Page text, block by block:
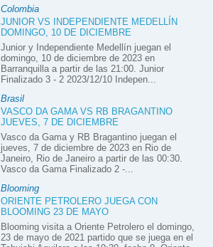
Colombia
JUNIOR VS INDEPENDIENTE MEDELLÍN
DOMINGO, 10 DE DICIEMBRE
Junior y Independiente Medellín juegan el
domingo, 10 de diciembre de 2023 en
Barranquilla a partir de las 21:00. Junior
Finalizado 3 - 2 2023/12/10 Indepen...
Brasil
VASCO DA GAMA VS RB BRAGANTINO
JUEVES, 7 DE DICIEMBRE
Vasco da Gama y RB Bragantino juegan el
jueves, 7 de diciembre de 2023 en Rio de
Janeiro, Rio de Janeiro a partir de las 00:30.
Vasco da Gama Finalizado 2 -...
Blooming
ORIENTE PETROLERO JUEGA CON
BLOOMING 23 DE MAYO
Blooming visita a Oriente Petrolero el domingo,
23 de mayo de 2021 partido que se juega en el